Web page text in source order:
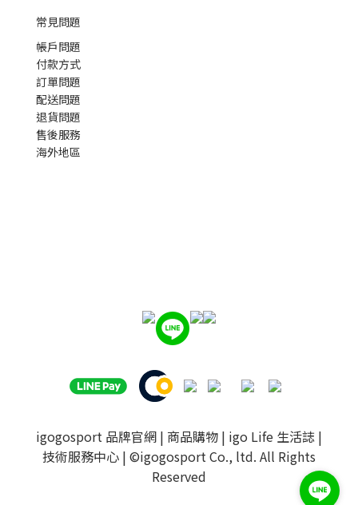
常見問題
帳戶問題
付款方式
訂單問題
配送問題
退貨問題
售後服務
海外地區
igogosport 品牌官網 | 商品購物 | igo Life 生活誌 |
技術服務中心 | ©igogosport Co., ltd. All Rights
Reserved